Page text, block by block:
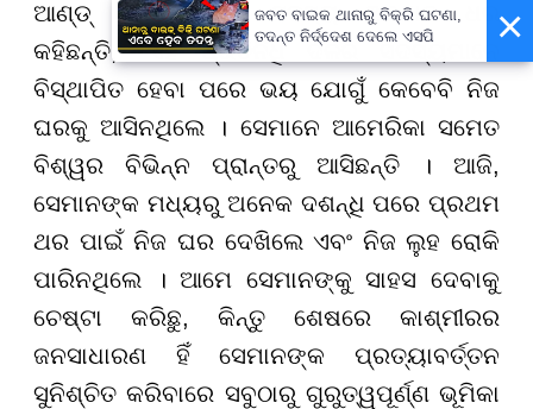
ଆଣ୍ଡ୍ କନକ୍ଲେଭ୍'ର ସଦସ୍ୟ ଅଶୋକ ଧର
କହିଛନ୍ତି, "ଏହି ପ୍ରତିନିଧି ଦଳର ସଦସ୍ୟମାନେ
ବିସ୍ଥାପିତ ହେବା ପରେ ଭୟ ଯୋଗୁଁ କେବେବି ନିଜ
ଘରକୁ ଆସିନଥିଲେ । ସେମାନେ ଆମେରିକା ସମେତ
ବିଶ୍ୱର ବିଭିନ୍ନ ପ୍ରାନ୍ତରୁ ଆସିଛନ୍ତି । ଆଜି,
ସେମାନଙ୍କ ମଧ୍ୟରୁ ଅନେକ ଦଶନ୍ଧି ପରେ ପ୍ରଥମ
ଥର ପାଇଁ ନିଜ ଘର ଦେଖିଲେ ଏବଂ ନିଜ ଲୁହ ରୋକି
ପାରିନଥିଲେ । ଆମେ ସେମାନଙ୍କୁ ସାହସ ଦେବାକୁ
ଚେଷ୍ଟା କରିଛୁ, କିନ୍ତୁ ଶେଷରେ କାଶ୍ମୀରର
ଜନସାଧାରଣ ହିଁ ସେମାନଙ୍କ ପ୍ରତ୍ୟାବର୍ତ୍ତନ
ସୁନିଶ୍ଚିତ କରିବାରେ ସବୁଠାରୁ ଗୁରୁତ୍ୱପୂର୍ଣ୍ଣ ଭୂମିକା
×
ଜବତ ବାଇକ ଥାନାରୁ ବିକ୍ରି ଘଟଣା,
ତଦନ୍ତ ନିର୍ଦ୍ଦେଶ ଦେଲେ ଏସପି